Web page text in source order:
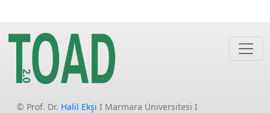
© Prof. Dr. Halil Ekşi I Marmara Üniversitesi I